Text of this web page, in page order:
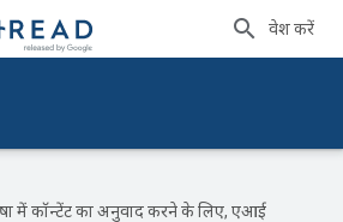
प्रवेश करें
में कॉन्टेंट का अनुवाद करने के लिए, एआई